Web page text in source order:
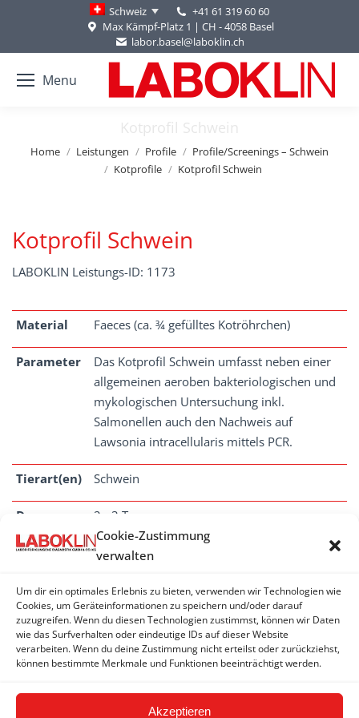
Cookie-Zustimmung
verwalten
Um dir ein optimales Erlebnis zu bieten, verwenden wir Technologien wie
Cookies, um Geräteinformationen zu speichern und/oder darauf
zuzugreifen. Wenn du diesen Technologien zustimmst, können wir Daten
wie das Surfverhalten oder eindeutige IDs auf dieser Website
verarbeiten. Wenn du deine Zustimmung nicht erteilst oder zurückziehst,
können bestimmte Merkmale und Funktionen beeinträchtigt werden.
Akzeptieren
Schweiz
+41 61 319 60 60
Max Kämpf-Platz 1 | CH - 4058 Basel
labor.basel@laboklin.ch
Menu
Kotprofil Schwein
You are here:
Home Leistungen Profile
Profile/Screenings – Schwein
Kotprofile
Kotprofil Schwein
Kotprofil Schwein
LABOKLIN Leistungs-ID: 1173
Material Faeces (ca. ¾ gefülltes Kotröhrchen)
Parameter
Das Kotprofil Schwein umfasst neben einer
allgemeinen aeroben bakteriologischen und
mykologischen Untersuchung inkl.
Salmonellen auch den Nachweis auf
Lawsonia intracellularis mittels PCR.
Tierart(en) Schwein
Dauer 2 - 3 Tage
KOTPROFILE
Kotprofil Ferkel
Kotprofil Schwein